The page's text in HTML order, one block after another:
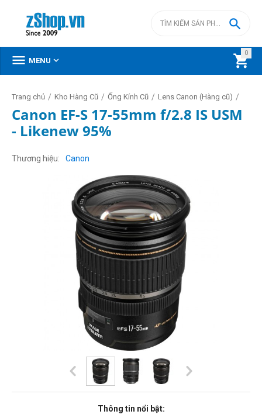
0


 MENU 
Trang chủ / Kho Hàng Cũ / Ống Kính Cũ / Lens Canon (Hàng cũ) /
Canon EF-S 17-55mm f/2.8 IS USM
- Likenew 95%
Thương hiệu Canon
Thông tin nổi bật: